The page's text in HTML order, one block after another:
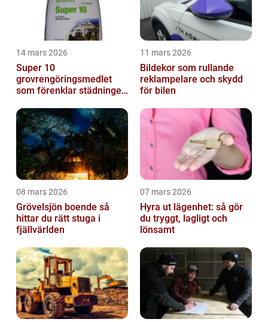
14 mars 2026
Super 10
grovrengöringsmedlet
som förenklar städningen
11 mars 2026
Bildekor som rullande
reklampelare och skydd
för bilen
08 mars 2026
Grövelsjön boende så
hittar du rätt stuga i
fjällvärlden
07 mars 2026
Hyra ut lägenhet: så gör
du tryggt, lagligt och
lönsamt